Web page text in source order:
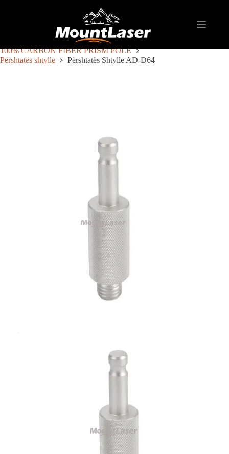
Produkte
SHTYLLË/SHKUPË GJEODETIKE
100% CARBON FIBER PRISM POLE
Përshtatës shtylle
Përshtatës Shtylle AD-D64